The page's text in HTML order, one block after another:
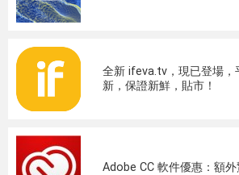
全新 ifeva.tv，現已登場，
新，保證新鮮，貼市！
Adobe CC 軟件優惠：額